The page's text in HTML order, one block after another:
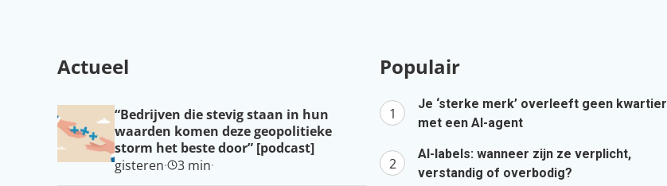
Actueel
“Bedrijven die stevig staan in hun
waarden komen deze geopolitieke
storm het beste door” [podcast]
gisteren· 3 min·
Populair
Je ‘sterke merk’ overleeft geen kwartier
met een AI-agent
AI-labels: wanneer zijn ze verplicht,
verstandig of overbodig?